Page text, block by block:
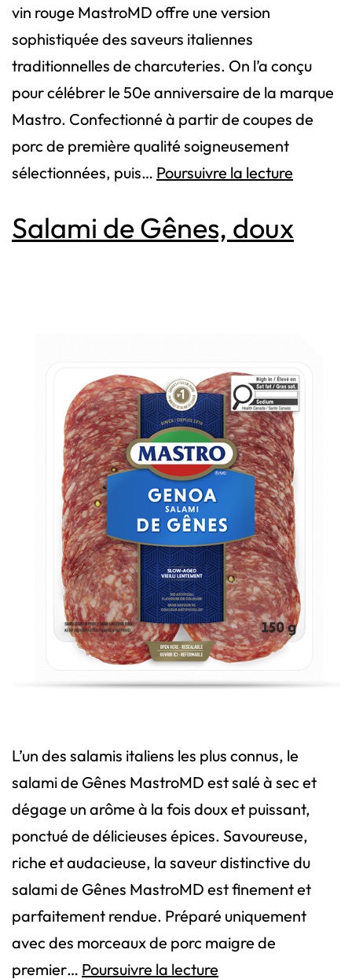
vin rouge MastroMD offre une version
sophistiquée des saveurs italiennes
traditionnelles de charcuteries. On l’a conçu
pour célébrer le 50e anniversaire de la marque
Mastro. Confectionné à partir de coupes de
porc de première qualité soigneusement
sélectionnées, puis… Poursuivre la lecture
Gênes
Salami de Gênes, doux
L’un des salamis italiens les plus connus, le
salami de Gênes MastroMD est salé à sec et
dégage un arôme à la fois doux et puissant,
ponctué de délicieuses épices. Savoureuse,
riche et audacieuse, la saveur distinctive du
salami de Gênes MastroMD est finement et
parfaitement rendue. Préparé uniquement
avec des morceaux de porc maigre de
premier… Poursuivre la lecture